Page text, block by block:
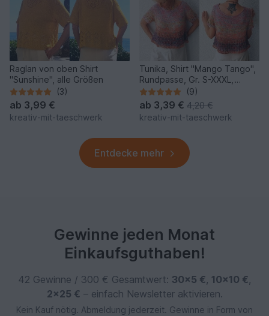
Raglan von oben Shirt
"Sunshine", alle Größen
(3)
ab 3,99 €
kreativ-mit-taeschwerk
Tunika, Shirt "Mango Tango",
Rundpasse, Gr. S-XXXL,
Stricken
(9)
ab 3,39 € 4,20 €
kreativ-mit-taeschwerk
Entdecke mehr
Gewinne jeden Monat
Einkaufsguthaben!
42 Gewinne / 300 € Gesamtwert: 30×5 €, 10×10 €,
2×25 € – einfach Newsletter aktivieren.
Kein Kauf nötig. Abmeldung jederzeit. Gewinne in Form von